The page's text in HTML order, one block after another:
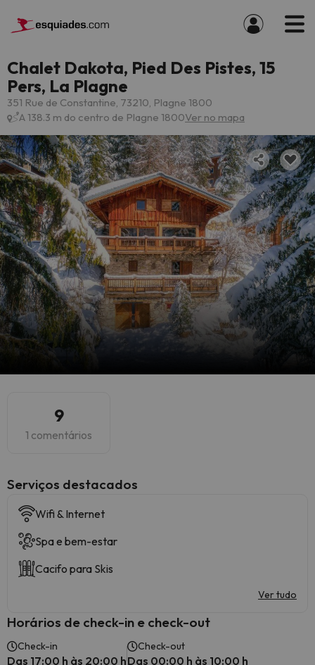
Chalet Dakota, Pied Des Pistes, 15
Pers, La Plagne
351 Rue de Constantine, 73210, Plagne 1800
A 138.3 m do centro de Plagne 1800Ver no mapa
9
1 comentários
Serviços destacados
Wifi & Internet
Spa e bem-estar
Cacifo para Skis
Ver tudo
Horários de check-in e check-out
Check-in
Das 17:00 h às 20:00 h
Check-out
Das 00:00 h às 10:00 h